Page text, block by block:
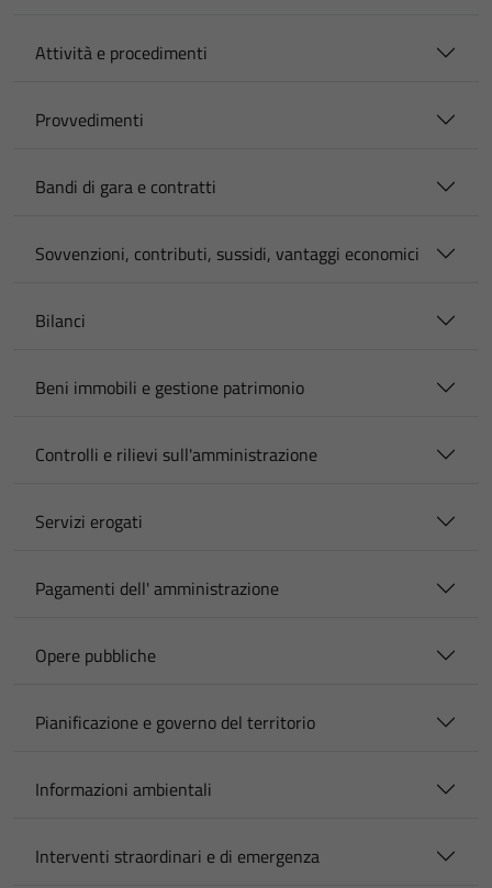
Attività e procedimenti
Provvedimenti
Bandi di gara e contratti
Sovvenzioni, contributi, sussidi, vantaggi economici
Bilanci
Beni immobili e gestione patrimonio
Controlli e rilievi sull'amministrazione
Servizi erogati
Pagamenti dell' amministrazione
Opere pubbliche
Pianificazione e governo del territorio
Informazioni ambientali
Interventi straordinari e di emergenza